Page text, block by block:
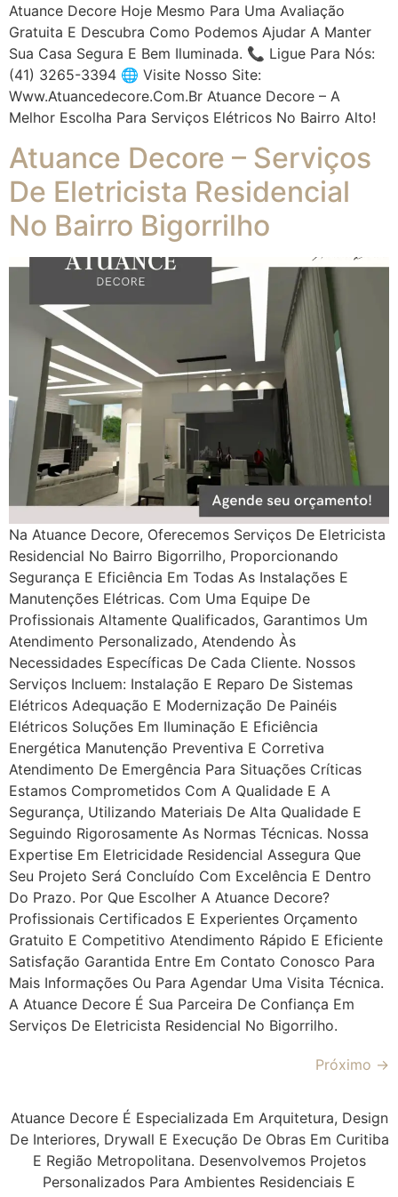
Atuance Decore Hoje Mesmo Para Uma Avaliação
Gratuita E Descubra Como Podemos Ajudar A Manter
Sua Casa Segura E Bem Iluminada. 📞 Ligue Para Nós:
(41) 3265-3394 🌐 Visite Nosso Site:
Www.atuancedecore.com.br Atuance Decore – A
Melhor Escolha Para Serviços Elétricos No Bairro Alto!
Atuance Decore – Serviços
De Eletricista Residencial
No Bairro Bigorrilho
Na Atuance Decore, Oferecemos Serviços De Eletricista
Residencial No Bairro Bigorrilho, Proporcionando
Segurança E Eficiência Em Todas As Instalações E
Manutenções Elétricas. Com Uma Equipe De
Profissionais Altamente Qualificados, Garantimos Um
Atendimento Personalizado, Atendendo Às
Necessidades Específicas De Cada Cliente. Nossos
Serviços Incluem: Instalação E Reparo De Sistemas
Elétricos Adequação E Modernização De Painéis
Elétricos Soluções Em Iluminação E Eficiência
Energética Manutenção Preventiva E Corretiva
Atendimento De Emergência Para Situações Críticas
Estamos Comprometidos Com A Qualidade E A
Segurança, Utilizando Materiais De Alta Qualidade E
Seguindo Rigorosamente As Normas Técnicas. Nossa
Expertise Em Eletricidade Residencial Assegura Que
Seu Projeto Será Concluído Com Excelência E Dentro
Do Prazo. Por Que Escolher A Atuance Decore?
Profissionais Certificados E Experientes Orçamento
Gratuito E Competitivo Atendimento Rápido E Eficiente
Satisfação Garantida Entre Em Contato Conosco Para
Mais Informações Ou Para Agendar Uma Visita Técnica.
A Atuance Decore É Sua Parceira De Confiança Em
Serviços De Eletricista Residencial No Bigorrilho.
Próximo →
Atuance Decore É Especializada Em Arquitetura, Design
De Interiores, Drywall E Execução De Obras Em Curitiba
E Região Metropolitana. Desenvolvemos Projetos
Personalizados Para Ambientes Residenciais E